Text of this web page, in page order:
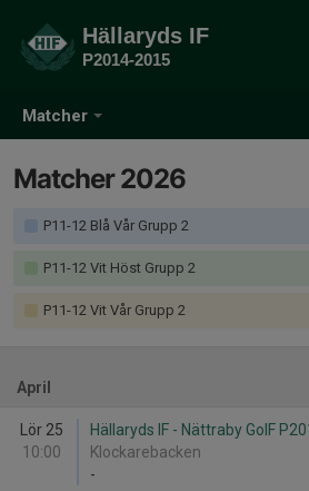
Matcher
Hällaryds IF
P2014-2015
Matcher 2026
P11-12 Blå Vår Grupp 2
P11-12 Vit Höst Grupp 2
P11-12 Vit Vår Grupp 2
April
Lör 25
10:00
Hällaryds IF - Nättraby GoIF
Klockarebacken
-